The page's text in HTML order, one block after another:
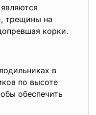
трещины на
корки.
в
по высоте
обеспечить